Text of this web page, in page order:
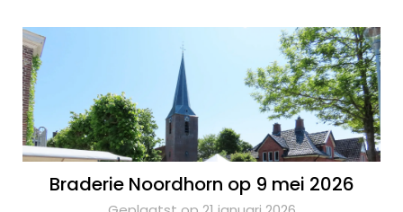
Braderie Noordhorn op 9 mei 2026